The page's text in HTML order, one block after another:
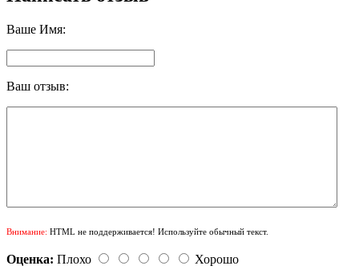
Ваше Имя:
Ваш отзыв:
Внимание: HTML не поддерживается! Используйте обычный текст.
Оценка: Плохо
Хорошо